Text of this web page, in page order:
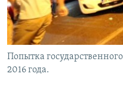
Попытка
2016 года.